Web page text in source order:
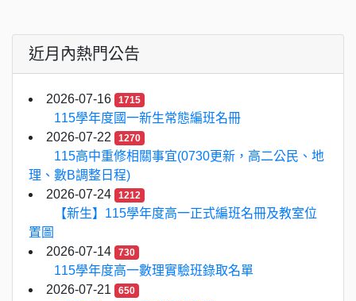
近月內熱門公告
2026-07-16 1715
115學年度國一新生常態編班名冊
2026-07-22
1270
115高中重修相關事宜(0730更新，高二公民、地
理、數B調整日程)
2026-07-24
1212
【新生】115學年度高一正式編班名冊及教室位
置圖
2026-07-14
730
115學年度高一數理實驗班錄取名單
2026-07-21
650